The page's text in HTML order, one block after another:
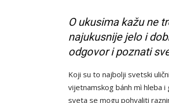
O ukusima kažu ne
najukusnije jelo i
odgovor i poznati
Koji su to najbolji svetski
vijetnamskog bánh mì hleba
sveta se mogu pohvaliti